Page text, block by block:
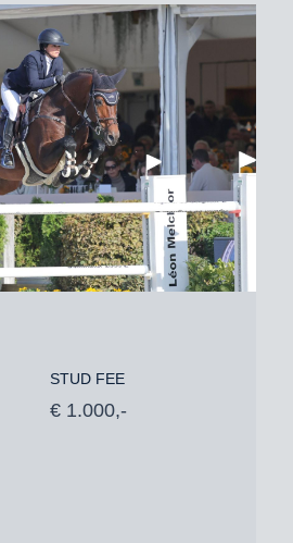
STUD FEE
€ 1.000,-